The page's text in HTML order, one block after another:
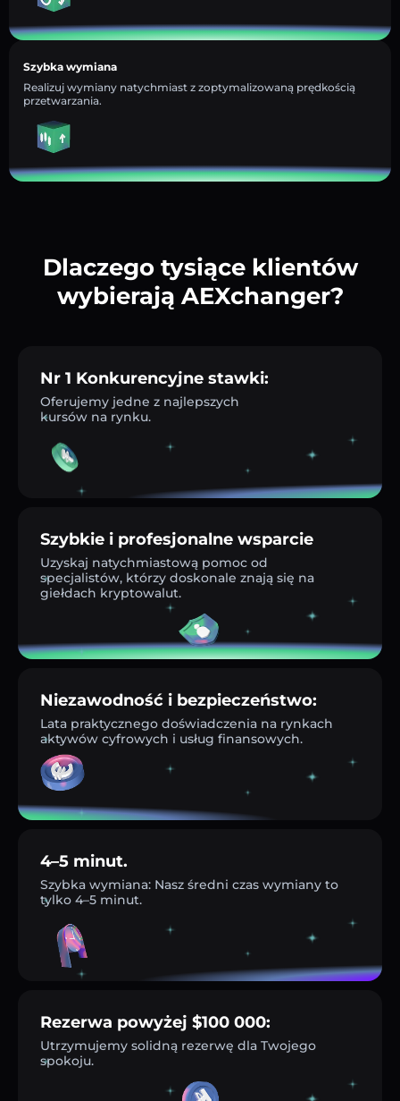
Szybka wymiana
Realizuj wymiany natychmiast z zoptymalizowaną prędkością
przetwarzania.
Dlaczego tysiące klientów
wybierają AEXchanger?
Nr 1 Konkurencyjne stawki:
Oferujemy jedne z najlepszych
kursów na rynku.
Szybkie i profesjonalne wsparcie
Uzyskaj natychmiastową pomoc od
specjalistów, którzy doskonale znają się na
giełdach kryptowalut.
Niezawodność i bezpieczeństwo:
Lata praktycznego doświadczenia na rynkach
aktywów cyfrowych i usług finansowych.
4–5 minut.
Szybka wymiana: Nasz średni czas wymiany to
tylko 4–5 minut.
Rezerwa powyżej $100 000:
Utrzymujemy solidną rezerwę dla Twojego
spokoju.